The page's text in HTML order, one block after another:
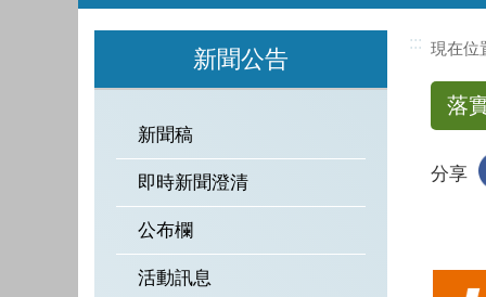
新聞公告
新聞稿
即時新聞澄清
公布欄
活動訊息
:::
落
分享